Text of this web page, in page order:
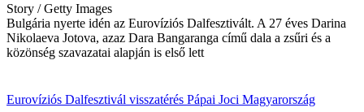
Story / Getty Images
Bulgária nyerte idén az Eurovíziós Dalfesztivált. A 27 éves Darina
Nikolaeva Jotova, azaz Dara Bangaranga című dala a zsűri és a
közönség szavazatai alapján is első lett
Eurovíziós Dalfesztivál visszatérés Pápai Joci Magyarország